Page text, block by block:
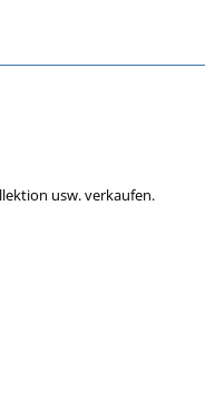
usw. verkaufen.